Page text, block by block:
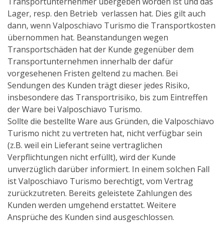
Lager, resp. den Betrieb verlassen hat. Dies gilt auch
dann, wenn Valposchiavo Turismo die Transportkosten
übernommen hat. Beanstandungen wegen
Transportschäden hat der Kunde gegenüber dem
Transportunternehmen innerhalb der dafür
vorgesehenen Fristen geltend zu machen. Bei
Sendungen des Kunden trägt dieser jedes Risiko,
insbesondere das Transportrisiko, bis zum Eintreffen
der Ware bei Valposchiavo Turismo.
Sollte die bestellte Ware aus Gründen, die Valposchiavo
Turismo nicht zu vertreten hat, nicht verfügbar sein
(z.B. weil ein Lieferant seine vertraglichen
Verpflichtungen nicht erfüllt), wird der Kunde
unverzüglich darüber informiert. In einem solchen Fall
ist Valposchiavo Turismo berechtigt, vom Vertrag
zurückzutreten. Bereits geleistete Zahlungen des
Kunden werden umgehend erstattet. Weitere
Ansprüche des Kunden sind ausgeschlossen.